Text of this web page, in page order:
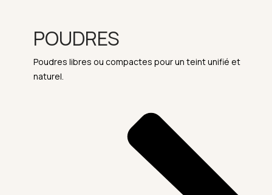
POUDRES
Poudres libres ou compactes pour un teint unifié et
naturel.